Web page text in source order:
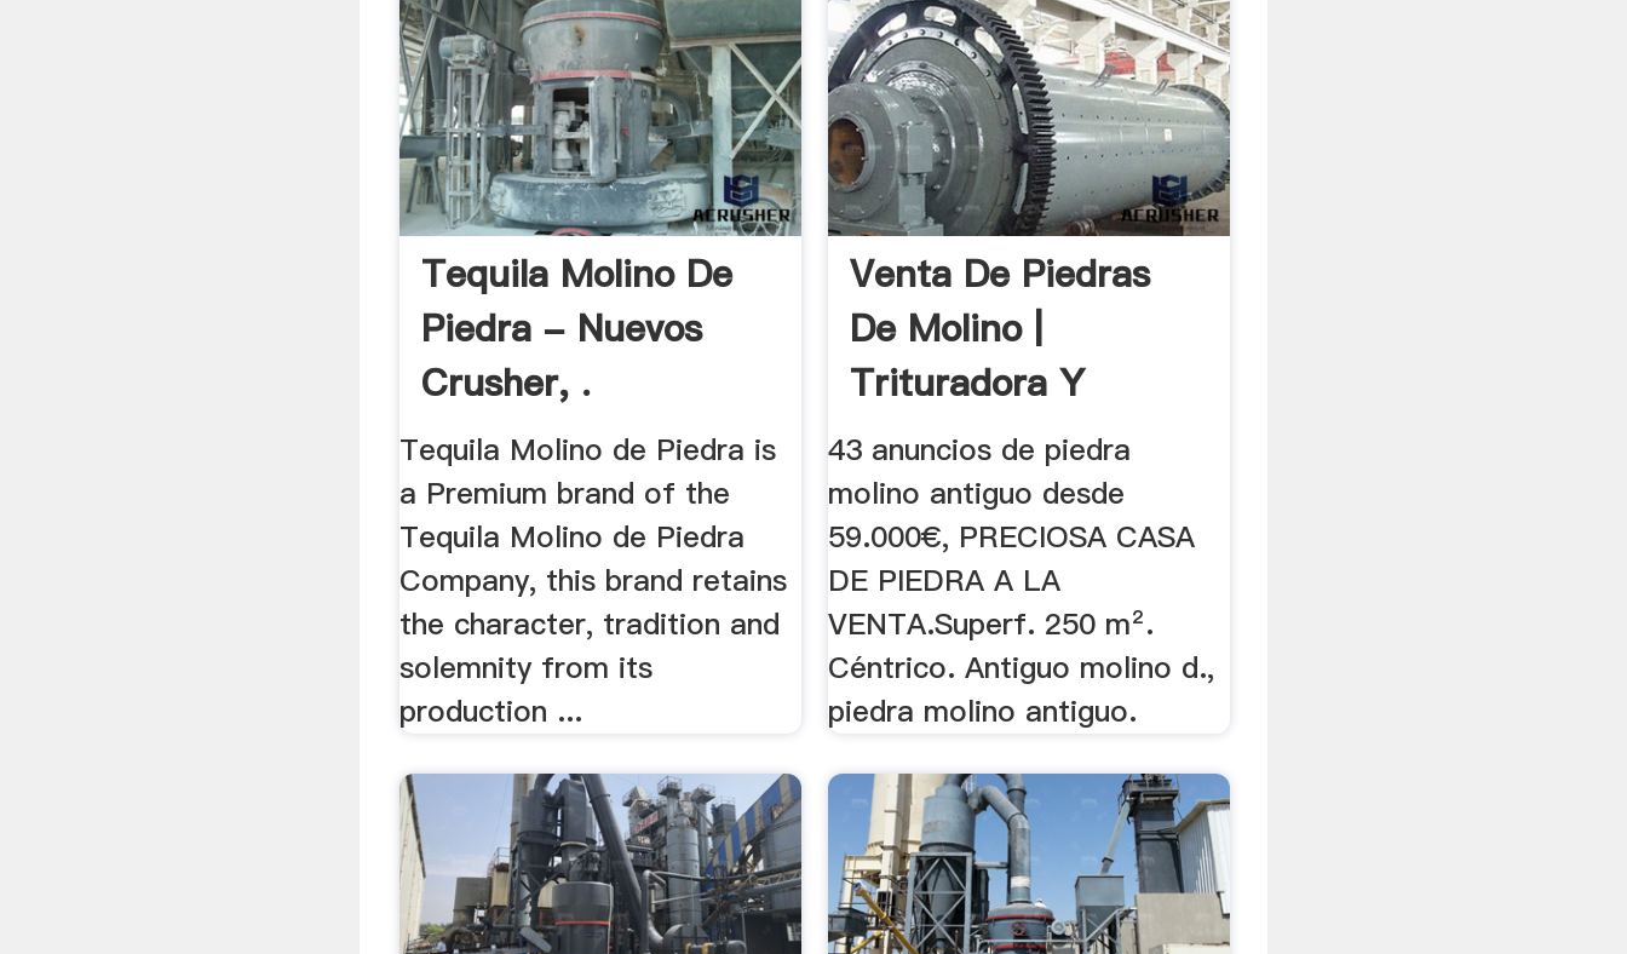
Tequila Molino De
Piedra - Nuevos
Crusher, .
Tequila Molino de Piedra is
a Premium brand of the
Tequila Molino de Piedra
Company, this brand retains
the character, tradition and
solemnity from its
production ...
Venta De Piedras
De Molino |
Trituradora Y
Molinos
43 anuncios de piedra
molino antiguo desde
59.000€, PRECIOSA CASA
DE PIEDRA A LA
VENTA.Superf. 250 m².
Céntrico. Antiguo molino d.,
piedra molino antiguo.